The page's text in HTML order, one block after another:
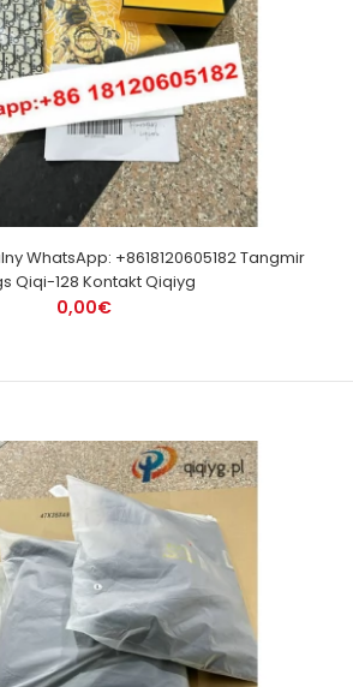
WhatsApp: +8618120605182 Tangmir
Qiqi-128 Kontakt Qiqiyg
0,00€